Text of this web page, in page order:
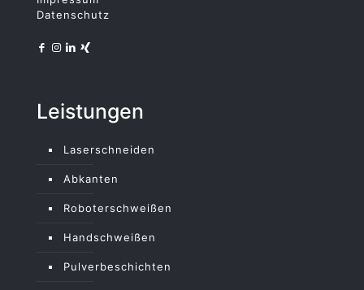
Datenschutz
Leistungen
Laserschneiden
Abkanten
Roboterschweißen
Handschweißen
Pulverbeschichten